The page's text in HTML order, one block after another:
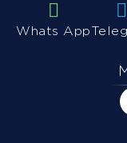
Whats App